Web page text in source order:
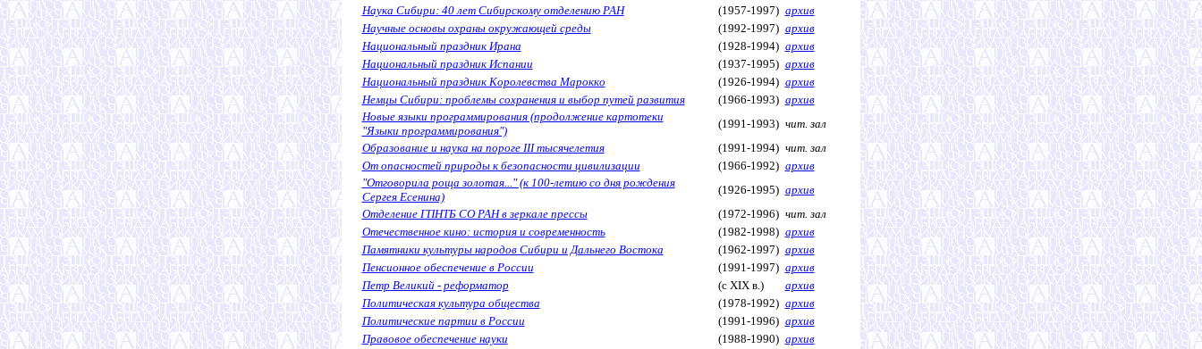
Наука Сибири: 40 лет Сибирскому отделению РАН
(1957-1997) архив
Научные основы охраны окружающей среды
(1992-1997) архив
Национальный праздник Ирана
(1928-1994) архив
Национальный праздник Испании
(1937-1995) архив
Национальный праздник Королевства Марокко
(1926-1994) архив
Немцы Сибири: проблемы сохранения и выбор путей развития
(1966-1993) архив
Новые языки программирования (продолжение картотеки
"Языки программирования")
(1991-1993) чит. зал
Образование и наука на пороге III тысячелетия
(1991-1994) чит. зал
От опасностей природы к безопасности цивилизации
(1966-1992) архив
"Отговорила роща золотая..." (к 100-летию со дня рождения
Сергея Есенина)
(1926-1995) архив
Отделение ГПНТБ СО РАН в зеркале прессы
(1972-1996) чит. зал
Отечественное кино: история и современность
(1982-1998) архив
Памятники культуры народов Сибири и Дальнего Востока
(1962-1997) архив
Пенсионное обеспечение в России
(1991-1997) архив
Петр Великий - реформатор
(с XIX в.)
архив
Политическая культура общества
(1978-1992) архив
Политические партии в России
(1991-1996) архив
Правовое обеспечение науки
(1988-1990) архив